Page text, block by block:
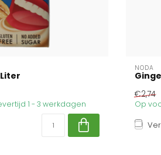
1 - 3 werkdagen
NODA
€2,74
Op